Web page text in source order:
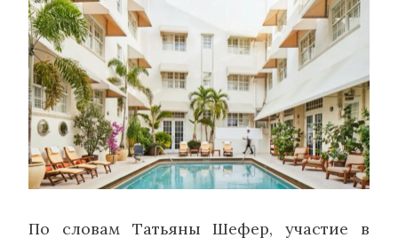
По словам Татьяны Шефер, участие в